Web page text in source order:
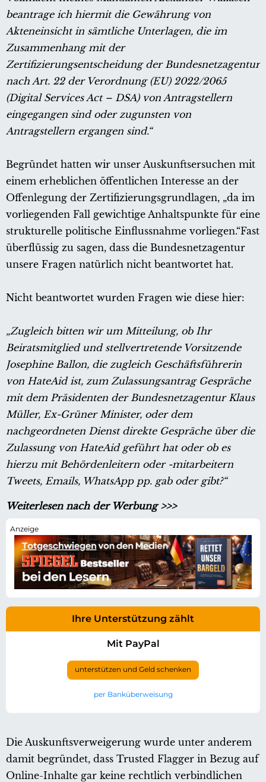
beantrage ich hiermit die Gewährung von
Akteneinsicht in sämtliche Unterlagen, die im
Zusammenhang mit der
Zertifizierungsentscheidung der Bundesnetzagentur
nach Art. 22 der Verordnung (EU) 2022/2065
(Digital Services Act – DSA) von Antragstellern
eingegangen sind oder zugunsten von
Antragstellern ergangen sind.“
Begründet hatten wir unser Auskunftsersuchen mit
einem erheblichen öffentlichen Interesse an der
Offenlegung der Zertifizierungsgrundlagen, „da im
vorliegenden Fall gewichtige Anhaltspunkte für eine
strukturelle politische Einflussnahme vorliegen.“Fast
überflüssig zu sagen, dass die Bundesnetzagentur
unsere Fragen natürlich nicht beantwortet hat.
Nicht beantwortet wurden Fragen wie diese hier:
„Zugleich bitten wir um Mitteilung, ob Ihr
Beiratsmitglied und stellvertretende Vorsitzende
Josephine Ballon, die zugleich Geschäftsführerin
von HateAid ist, zum Zulassungsantrag Gespräche
mit dem Präsidenten der Bundesnetzagentur Klaus
Müller, Ex-Grüner Minister, oder dem
nachgeordneten Dienst direkte Gespräche über die
Zulassung von HateAid geführt hat oder ob es
hierzu mit Behördenleitern oder -mitarbeitern
Tweets, Emails, WhatsApp pp. gab oder gibt?“
Weiterlesen nach der Werbung >>>
Ihre Unterstützung zählt
Mit PayPal
unterstützen und Geld schenken
per Banküberweisung
Die Auskunftsverweigerung wurde unter anderem
damit begründet, dass Trusted Flagger in Bezug auf
Online-Inhalte gar keine rechtlich verbindlichen